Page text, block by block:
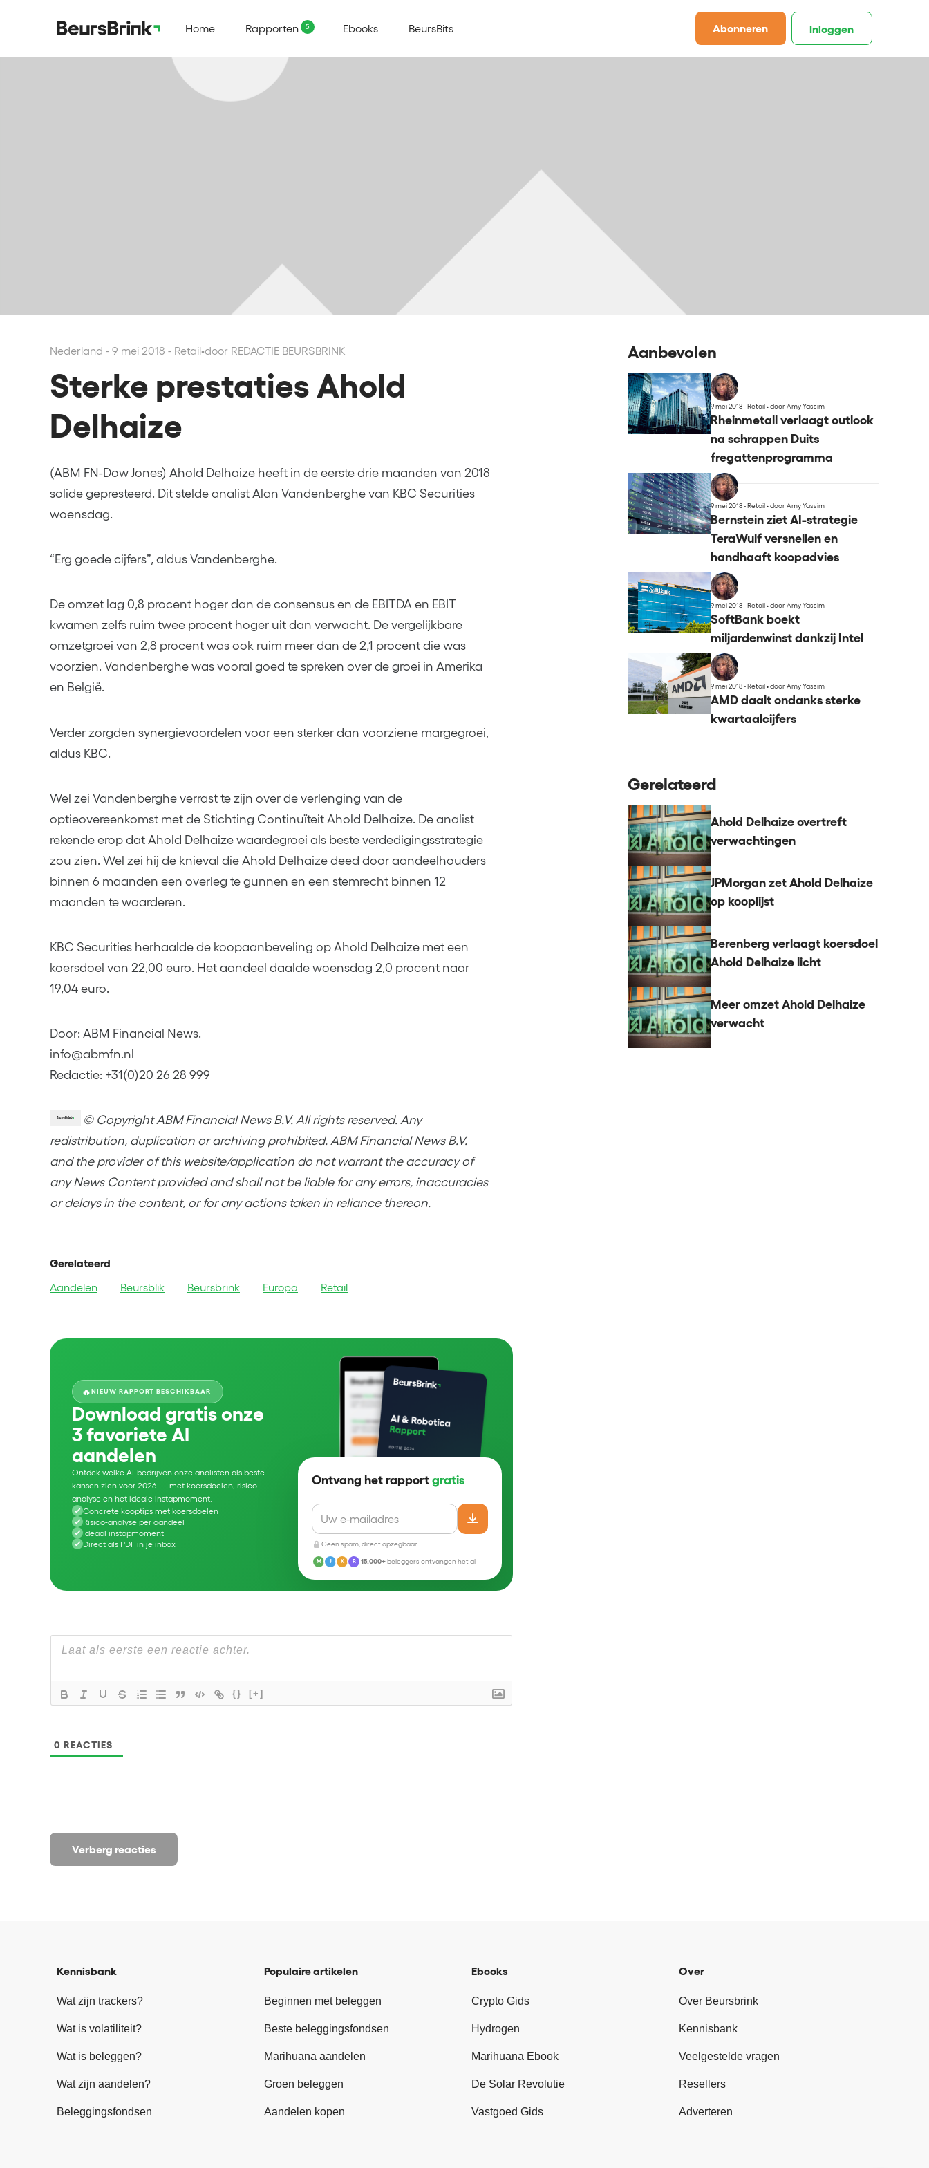
Home Rapporten Ebooks BeursBits Abonneren Inloggen
Nederland - 9 mei 2018 - Retail•door REDACTIE BEURSBRINK
Sterke prestaties Ahold
Delhaize
(ABM FN-Dow Jones) Ahold Delhaize heeft in de eerste drie maanden van 2018
solide gepresteerd. Dit stelde analist Alan Vandenberghe van KBC Securities
woensdag.
“Erg goede cijfers”, aldus Vandenberghe.
De omzet lag 0,8 procent hoger dan de consensus en de EBITDA en EBIT
kwamen zelfs ruim twee procent hoger uit dan verwacht. De vergelijkbare
omzetgroei van 2,8 procent was ook ruim meer dan de 2,1 procent die was
voorzien. Vandenberghe was vooral goed te spreken over de groei in Amerika
en België.
Verder zorgden synergievoordelen voor een sterker dan voorziene margegroei,
aldus KBC.
Wel zei Vandenberghe verrast te zijn over de verlenging van de
optieovereenkomst met de Stichting Continuïteit Ahold Delhaize. De analist
rekende erop dat Ahold Delhaize waardegroei als beste verdedigingsstrategie
zou zien. Wel zei hij de knieval die Ahold Delhaize deed door aandeelhouders
binnen 6 maanden een overleg te gunnen en een stemrecht binnen 12
maanden te waarderen.
KBC Securities herhaalde de koopaanbeveling op Ahold Delhaize met een
koersdoel van 22,00 euro. Het aandeel daalde woensdag 2,0 procent naar
19,04 euro.
Door: ABM Financial News.
info@abmfn.nl
Redactie: +31(0)20 26 28 999
© Copyright ABM Financial News B.V. All rights reserved. Any
redistribution, duplication or archiving prohibited. ABM Financial News B.V.
and the provider of this website/application do not warrant the accuracy of
any News Content provided and shall not be liable for any errors, inaccuracies
or delays in the content, or for any actions taken in reliance thereon.
Gerelateerd
Aandelen
Beursblik Beursbrink Europa Retail
🔥NIEUW RAPPORT BESCHIKBAAR
Download gratis onze
3 favoriete AI
aandelen
Ontdek welke AI-bedrijven onze analisten als beste
kansen zien voor 2026 — met koersdoelen, risico-
analyse en het ideale instapmoment.
Concrete kooptips met koersdoelen
Risico-analyse per aandeel
Ideaal instapmoment
Direct als PDF in je inbox
Ontvang het rapport gratis
Geen spam, direct opzegbaar.
M J K R 15.000+beleggers ontvangen het al
Verberg reacties
{} [+]
0 REACTIES
Aanbevolen
9 mei 2018 - Retail•door Amy Yassim
Rheinmetall verlaagt outlook
na schrappen Duits
fregattenprogramma
9 mei 2018 - Retail•door Amy Yassim
Bernstein ziet AI-strategie
TeraWulf versnellen en
handhaaft koopadvies
9 mei 2018 - Retail•door Amy Yassim
SoftBank boekt
miljardenwinst dankzij Intel
9 mei 2018 - Retail•door Amy Yassim
AMD daalt ondanks sterke
kwartaalcijfers
Gerelateerd
Ahold Delhaize overtreft
verwachtingen
JPMorgan zet Ahold Delhaize
op kooplijst
Berenberg verlaagt koersdoel
Ahold Delhaize licht
Meer omzet Ahold Delhaize
verwacht
Kennisbank
Wat zijn trackers?
Wat is volatiliteit?
Wat is beleggen?
Wat zijn aandelen?
Beleggingsfondsen
Populaire artikelen
Beginnen met beleggen
Beste beleggingsfondsen
Marihuana aandelen
Groen beleggen
Aandelen kopen
Ebooks
Crypto Gids
Hydrogen
Marihuana Ebook
De Solar Revolutie
Vastgoed Gids
Over
Over Beursbrink
Kennisbank
Veelgestelde vragen
Resellers
Adverteren